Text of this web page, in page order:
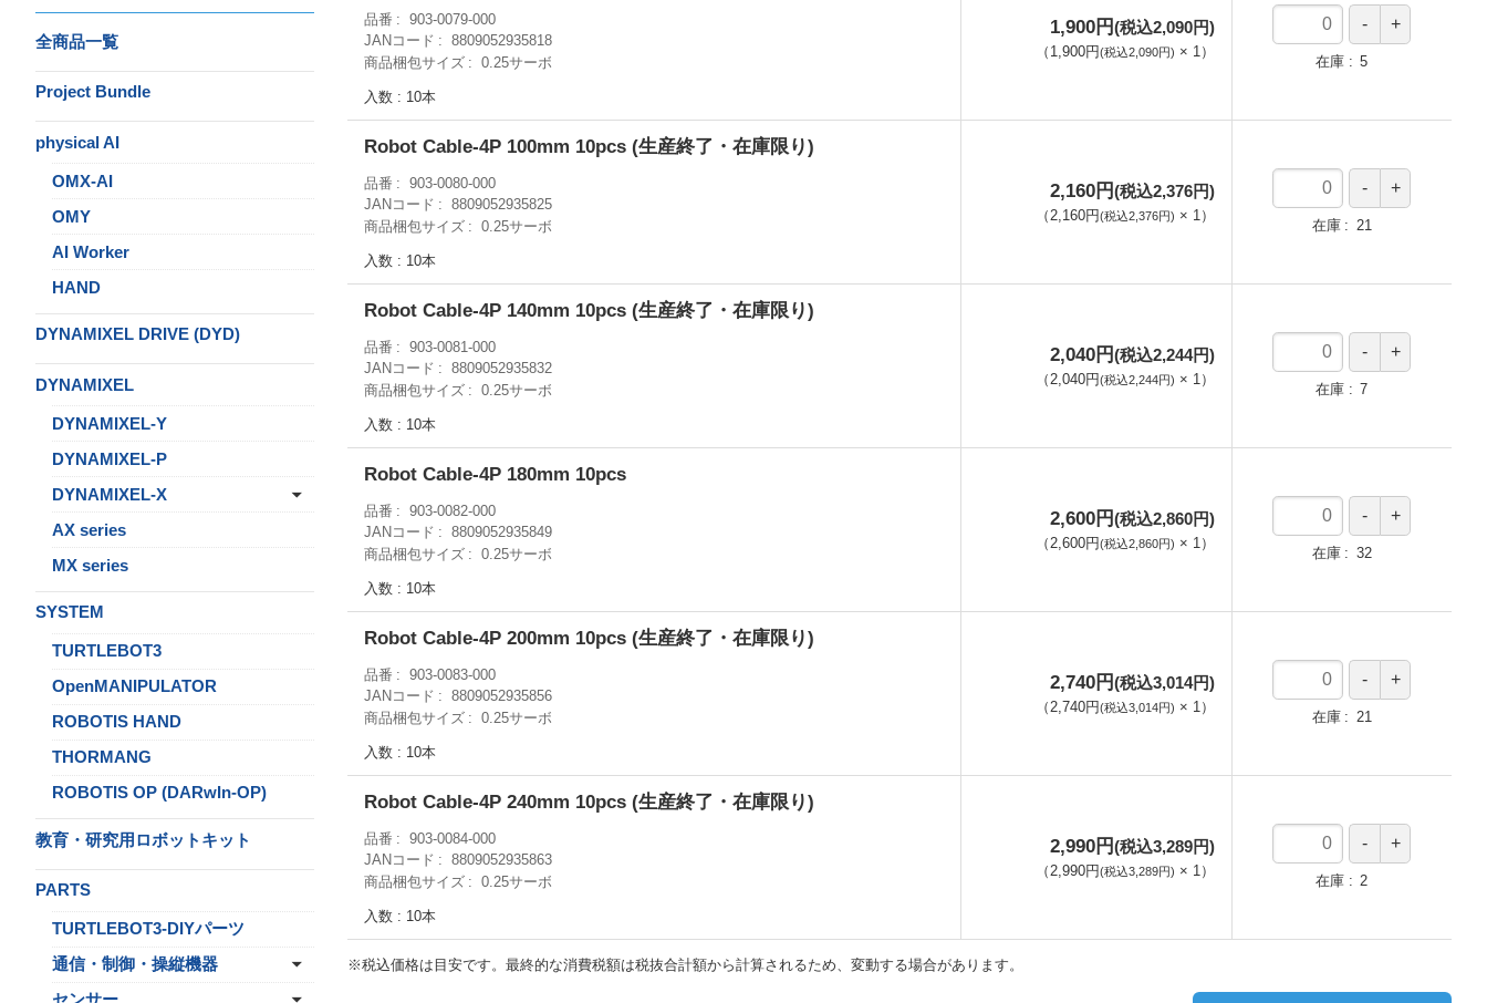
品番
903-0079-000
JANコード
8809052935818
商品梱包サイズ
0.25サーボ
入数 : 10本
1,900円(税込2,090円)
（ 1,900円(税込2,090円) × 1 ）
在庫 5
Robot Cable-4P 100mm 10pcs (生産終了・在庫限り)
品番
903-0080-000
JANコード
8809052935825
商品梱包サイズ
0.25サーボ
入数 : 10本
2,160円(税込2,376円)
（ 2,160円(税込2,376円) × 1 ）
在庫 21
Robot Cable-4P 140mm 10pcs (生産終了・在庫限り)
品番
903-0081-000
JANコード
8809052935832
商品梱包サイズ
0.25サーボ
入数 : 10本
2,040円(税込2,244円)
（ 2,040円(税込2,244円) × 1 ）
在庫 7
Robot Cable-4P 180mm 10pcs
品番
903-0082-000
JANコード
8809052935849
商品梱包サイズ
0.25サーボ
入数 : 10本
2,600円(税込2,860円)
（ 2,600円(税込2,860円) × 1 ）
在庫 32
Robot Cable-4P 200mm 10pcs (生産終了・在庫限り)
品番
903-0083-000
JANコード
8809052935856
商品梱包サイズ
0.25サーボ
入数 : 10本
2,740円(税込3,014円)
（ 2,740円(税込3,014円) × 1 ）
在庫 21
Robot Cable-4P 240mm 10pcs (生産終了・在庫限り)
品番
903-0084-000
JANコード
8809052935863
商品梱包サイズ
0.25サーボ
入数 : 10本
2,990円(税込3,289円)
（ 2,990円(税込3,289円) × 1 ）
在庫 2
※税込価格は目安です。最終的な消費税額は税抜合計額から計算されるため、変動する場合があります。
全商品一覧
Project Bundle
physical AI
OMX-AI
OMY
AI Worker
HAND
DYNAMIXEL DRIVE (DYD)
DYNAMIXEL
DYNAMIXEL-Y
DYNAMIXEL-P
DYNAMIXEL-X
AX series
MX series
SYSTEM
TURTLEBOT3
OpenMANIPULATOR
ROBOTIS HAND
THORMANG
ROBOTIS OP (DARwIn-OP)
教育・研究用ロボットキット
PARTS
TURTLEBOT3-DIYパーツ
通信・制御・操縦機器
センサー